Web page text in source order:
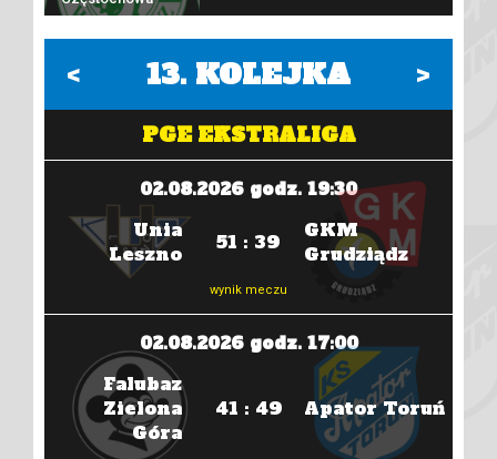
< 13. KOLEJKA >
PGE EKSTRALIGA
02.08.2026 godz. 19:30
Unia
Leszno
51 : 39
GKM
Grudziądz
wynik meczu
02.08.2026 godz. 17:00
Falubaz
Zielona
Góra
41 : 49 Apator Toruń